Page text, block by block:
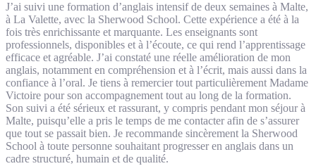
J’ai suivi une formation d’anglais intensif de deux semaines à Malte,
à La Valette, avec la Sherwood School. Cette expérience a été à la
fois très enrichissante et marquante. Les enseignants sont
professionnels, disponibles et à l’écoute, ce qui rend l’apprentissage
efficace et agréable. J’ai constaté une réelle amélioration de mon
anglais, notamment en compréhension et à l’écrit, mais aussi dans la
confiance à l’oral. Je tiens à remercier tout particulièrement Madame
Victoire pour son accompagnement tout au long de la formation.
Son suivi a été sérieux et rassurant, y compris pendant mon séjour à
Malte, puisqu’elle a pris le temps de me contacter afin de s’assurer
que tout se passait bien. Je recommande sincèrement la Sherwood
School à toute personne souhaitant progresser en anglais dans un
cadre structuré, humain et de qualité.